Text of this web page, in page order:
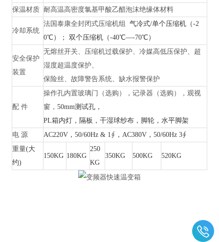
保温材质 耐高温高密度氯基甲酸乙醋泡沫绝缘体材料
冷却系统
法国泰康全封闭式压缩机组
气冷式/单个压缩机（-2
0℃）； 双个压缩机（-40℃—-70℃）
安全保护
装置
无熔丝开关、压缩机过载保护、冷媒高低压保护、超
湿度超温度保护、
保险丝、故障警告系统、缺水报警保护
配 件
操作孔内置玻璃门（选购），记录器（选购），观视
窗， 50mm测试孔，
PL箱内灯，隔板，干湿球纱布，脚轮，水平脚架
电 源
AC220V，50/60Hz & 1∮，AC380V，50/60Hz 3∮
重量(大
约)
150KG 180KG
250
KG
350KG 500KG 520KG